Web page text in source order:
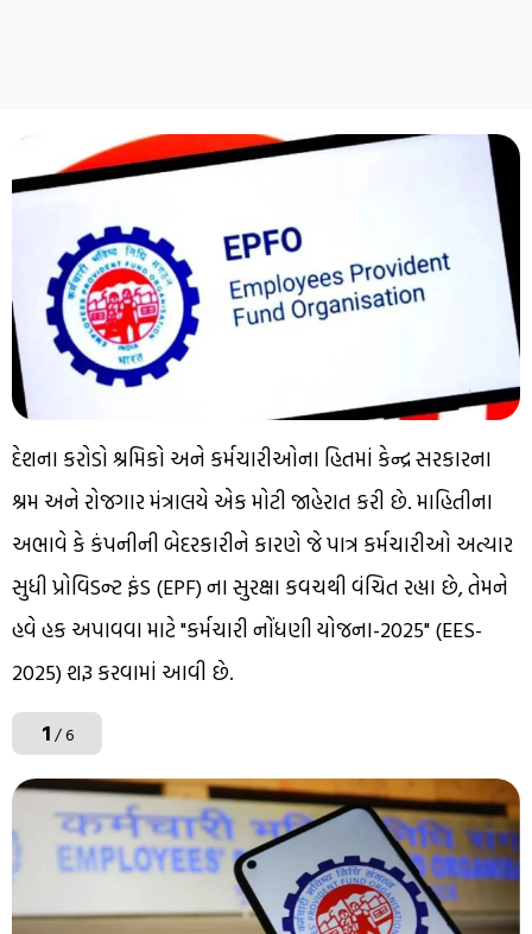
દેશના કરોડો શ્રમિકો અને કર્મચારીઓના હિતમાં કેન્દ્ર સરકારના
શ્રમ અને રોજગાર મંત્રાલયે એક મોટી જાહેરાત કરી છે. માહિતીના
અભાવે કે કંપનીની બેદરકારીને કારણે જે પાત્ર કર્મચારીઓ અત્યાર
સુધી પ્રોવિડન્ટ ફંડ (EPF) ના સુરક્ષા કવચથી વંચિત રહ્યા છે, તેમને
હવે હક અપાવવા માટે "કર્મચારી નોંધણી યોજના-2025" (EES-
2025) શરૂ કરવામાં આવી છે.
1/ 6